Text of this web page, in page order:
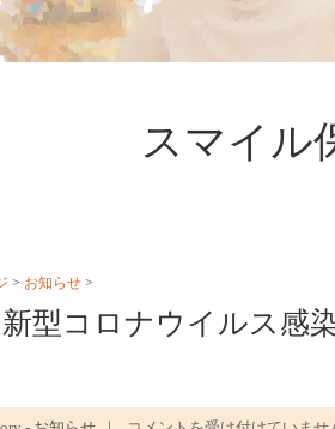
スマイル
> お知らせ >
型コロナウイルス感